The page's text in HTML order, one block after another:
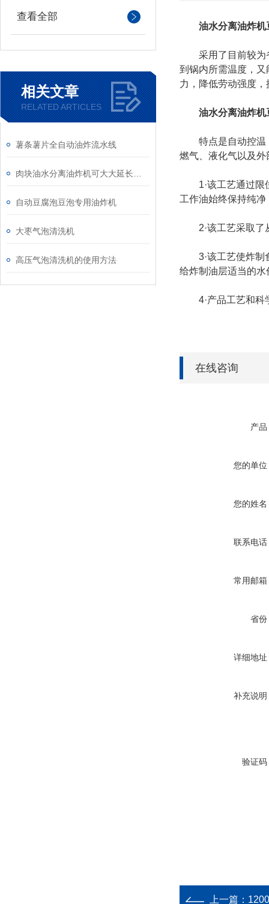
查看全部
相关文章
RELATED ARTICLES
薯条薯片全自动油炸流水线
自动豆腐泡豆泡专用油炸机
大枣气泡清洗机
高压气泡清洗机的使用方法
油水分离油炸
采用了目前较为省
到锅内所需温度，
力，降低劳动强度
油水分离油炸
特点是自动控温，
燃气、液化气以及
1·该工艺通过限位
工作油始终保持纯
2·该工艺采取了从
3·该工艺使炸制食
给炸制油层适当的
4·产品工艺和科
在线咨询
产品
您的单位
您的姓名
联系电话
常用邮箱
省份
详细地址
补充说明
验证码
上一篇：